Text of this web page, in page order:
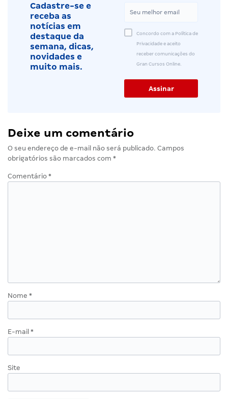
Cadastre-se e
receba as
notícias em
destaque da
semana, dicas,
novidades e
muito mais.
Concordo com a Política de
Privacidade e aceito
receber comunicações do
Gran Cursos Online.
Deixe um comentário
O seu endereço de e-mail não será publicado. Campos
obrigatórios são marcados com *
Comentário *
Nome *
E-mail *
Site